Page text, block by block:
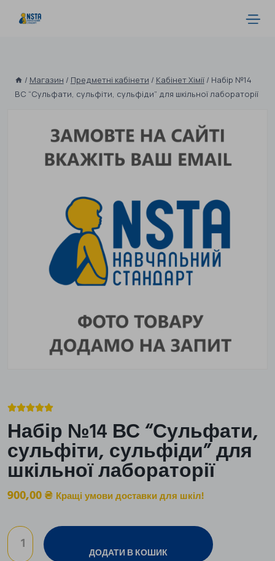
/ Магазин / Предметні кабінети / Кабінет Хімії / Набір №14
ВС “Сульфати, сульфіти, сульфіди” для шкільної лабораторії

Набір №14 ВС “Сульфати,
сульфіти, сульфіди” для
шкільної лабораторії
900,00₴ Кращі умови доставки для шкіл!
ДОДАТИ В КОШИК